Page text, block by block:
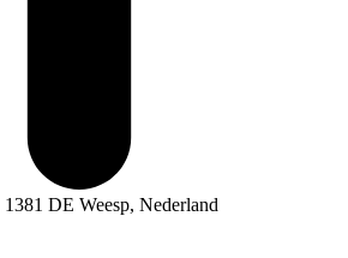
DE Weesp, Nederland